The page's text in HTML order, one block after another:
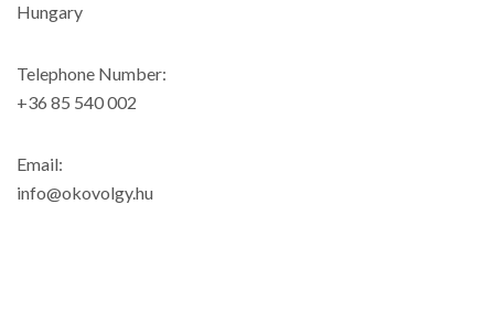
Hungary
Telephone Number:
+36 85 540 002
Email:
info@okovolgy.hu